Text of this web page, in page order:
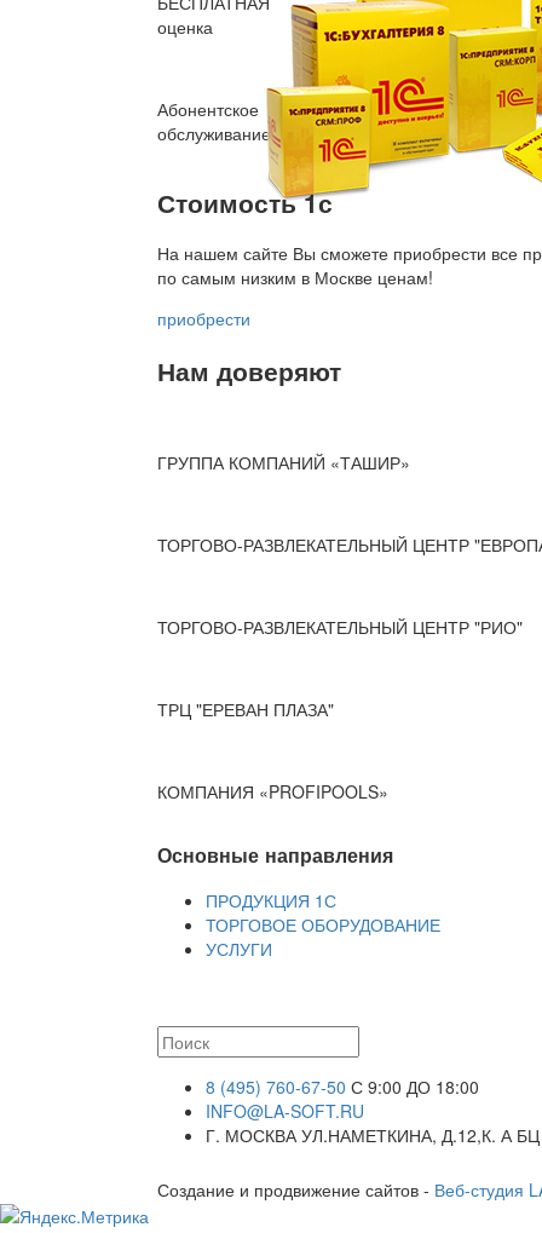
оценка
Абонентское
обслуживание
Стоимость 1с
На нашем сайте Вы сможете приобрести все
по самым низким в Москве ценам!
приобрести
Нам доверяют
ГРУППА КОМПАНИЙ «ТАШИР»
ТОРГОВО-РАЗВЛЕКАТЕЛЬНЫЙ ЦЕНТР
ТОРГОВО-РАЗВЛЕКАТЕЛЬНЫЙ ЦЕНТР "РИО"
ТРЦ "ЕРЕВАН ПЛАЗА"
КОМПАНИЯ «PROFIPOOLS»
Основные направления
ПРОДУКЦИЯ 1С
ТОРГОВОЕ ОБОРУДОВАНИЕ
УСЛУГИ
8 (495) 760-67-50 С 9:00 ДО 18:00
INFO@LA-SOFT.RU
Г. МОСКВА УЛ.НАМЕТКИНА, Д.12,К. А
Создание и продвижение сайтов - Веб-студия